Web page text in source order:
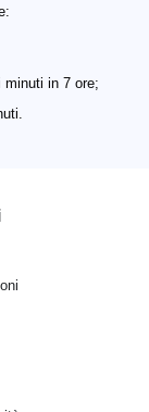
in 7 ore;